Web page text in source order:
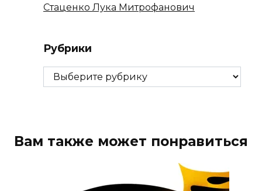
Стаценко Лука Митрофанович
Рубрики
Рубрики
Вам также может понравиться